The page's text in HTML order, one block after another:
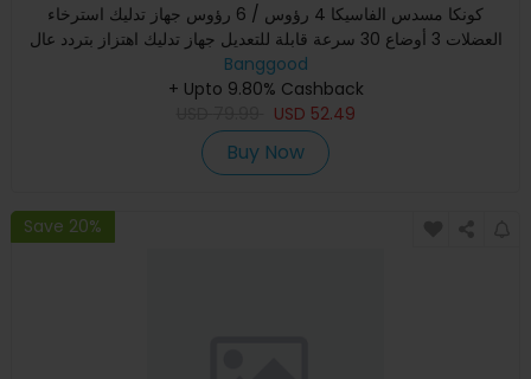
كونكا مسدس الفاسيكا 4 رؤوس / 6 رؤوس جهاز تدليك استرخاء
العضلات 3 أوضاع 30 سرعة قابلة للتعديل جهاز تدليك اهتزاز بتردد عال
Banggood
+ Upto 9.80% Cashback
USD 52.49
Buy Now
Save 20%